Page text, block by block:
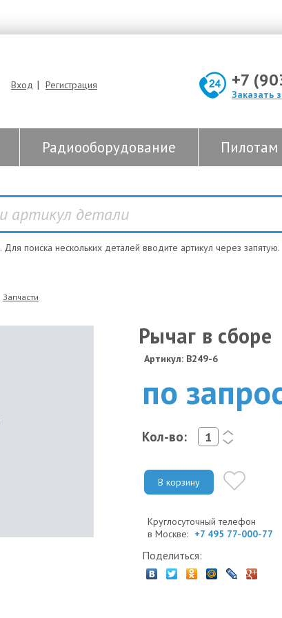
Вход | Регистрация +7
Заказать
Радиооборудование Пилотам
. Для поиска нескольких деталей вводите артикул через запятую.
Запчасти
Рычаг в сборе
Артикул: B249-6
по
Кол-во:
<
>
В корзину
Круглосуточный телефон
в Москве: +7 495 77-000-77
Поделиться: